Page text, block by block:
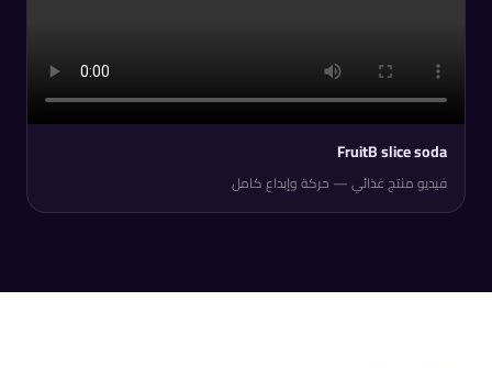
FruitB slice soda
فيديو منتج غذائي — حركة وإبداع كامل